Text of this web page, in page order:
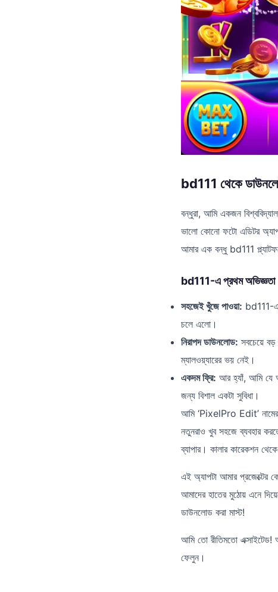
bd111 থেকে
বন্ধুরা, আমি একজন
ভালো কোনো ফটো এডিটর
আমার এক বন্ধু bd111
bd111-এ প্রথম অভিজ্ঞতা
সহজেই খুঁজে পাওয়া: bd111-
চলে এলো।
নিরাপদ ডাউনলোড: সবচেয়ে
ম্যালওয়্যারের ভয় নেই।
একদম ফ্রি: আর হ্যাঁ, আমি যে
জন্য বিশাল একটা সুবিধা।
আমি ‘PixelPro Edit’ নামের
নতুনরাও খুব সহজে ব্যবহার
ব্যাপার। কালার কারেকশন
এই অ্যাপটা আমার প্রজেক্টের
আমাদের হাতের মুঠোয় এনে
ডাউনলোড করা মাস্ট!
আমি তো রীতিমতো
ফেলুন।